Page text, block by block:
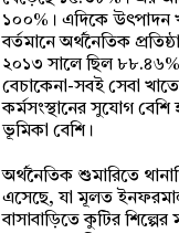
১০০%। এদিকে উৎপাদন
বর্তমানে অর্থনৈতিক
২০১৩ সালে ছিল
বেচাকেনা-সবই সেবা
কর্মসংস্থানের সুযোগ
ভূমিকা বেশি।
অর্থনৈতিক শুমারিতে
এসেছে, যা মূলত ইনফরমাল
বাসাবাড়িতে কুটির